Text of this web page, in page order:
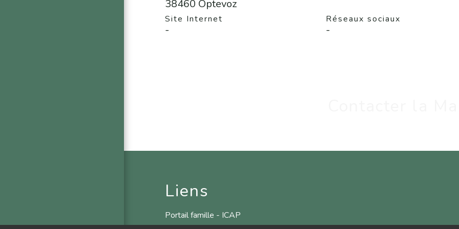
38460 Optevoz
Site Internet
-
Réseaux sociaux
-
Liens
Portail famille - ICAP